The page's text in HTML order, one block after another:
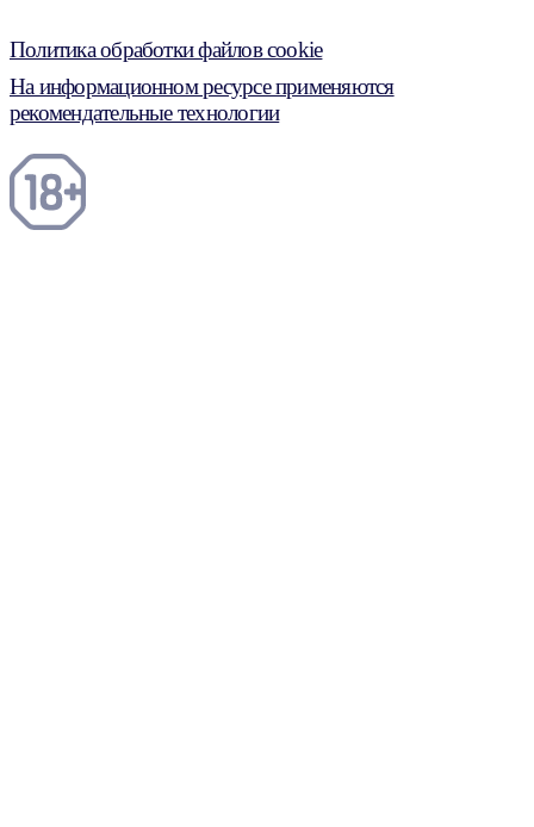
Политика обработки файлов cookie
На информационном ресурсе применяются
рекомендательные технологии